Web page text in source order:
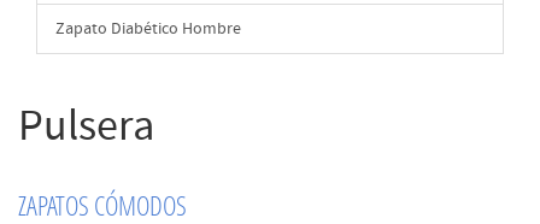
Zapato Diabético Hombre
Pulsera
ZAPATOS CÓMODOS